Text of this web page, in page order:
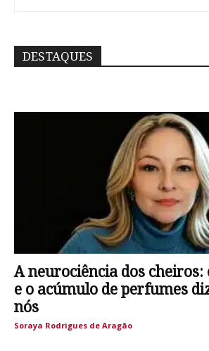
DESTAQUES
A neurociência dos cheiros:
e o acúmulo de perfumes
nós
Soraya Rodrigues de Aragão